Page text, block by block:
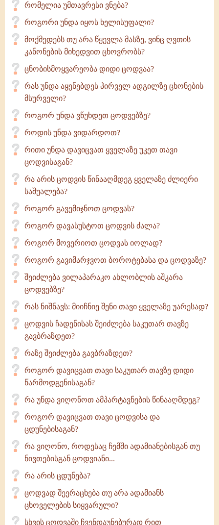
რომელია უმთავრესი ვნება?
როგორი უნდა იყოს ხელისუფალი?
მოქმედებს თუ არა წყევლა მასზე, ვინც ღვთის
კანონების მიხედვით ცხოვრობს?
ცნობისმოყვარეობა დიდი ცოდვაა?
რას უნდა აყენებდეს პირველ ადგილზე ცხონების
მსურველი?
როგორ უნდა ვწუხდეთ ცოდვებზე?
როდის უნდა ვიდარდოთ?
რითი უნდა დავიცვათ ყველაზე უკეთ თავი
ცოდვისაგან?
რა არის ცოდვის წინააღმდეგ ყველაზე ძლიერი
საშუალება?
როგორ გავემიჯნოთ ცოდვას?
როგორ დავასუსტოთ ცოდვის ძალა?
როგორ მოვერიოთ ცოდვას იოლად?
როგორ გავიმარჯვოთ ბოროტებასა და ცოდვაზე?
შეიძლება ვილაპარაკო ახლობლის აშკარა
ცოდვებზე?
რას ნიშნავს: მიიჩნიე შენი თავი ყველაზე უარესად?
ცოდვის ჩადენისას შეიძლება საკუთარ თავზე
გავბრაზდეთ?
რაზე შეიძლება გავბრაზდეთ?
როგორ დავიცვათ თავი საკუთარ თავზე დიდი
წარმოდგენისაგან?
რა უნდა ვიღონოთ ამპარტავნების წინააღმდეგ?
როგორ დავიცვათ თავი ცოდვისა და
ცდუნებისაგან?
რა ვიღონო, როდესაც ჩემში ადამიანებისგან თუ
ნივთებისგან ცოდვიანი...
რა არის ცდუნება?
ცოდვად შეერაცხება თუ არა ადამიანს
ცხოველების სიყვარული?
სხვის ცოდვაში ჩვენდაუნებურად რით